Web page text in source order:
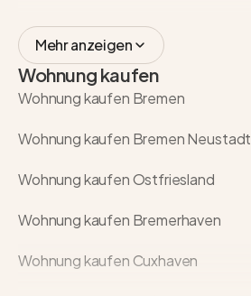
Mehr anzeigen
Wohnung kaufen
Wohnung kaufen Bremen
Wohnung kaufen Bremen Neustadt
Wohnung kaufen Ostfriesland
Wohnung kaufen Bremerhaven
Wohnung kaufen Cuxhaven